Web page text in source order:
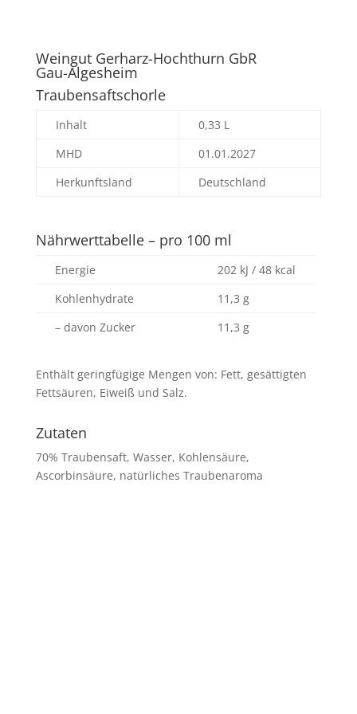
Weingut Gerharz-Hochthurn GbR
Gau-Algesheim
Traubensaftschorle
Inhalt
0,33 L
MHD
01.01.2027
Herkunftsland
Deutschland
Nährwerttabelle – pro 100 ml
Energie
202 kJ / 48 kcal
Kohlenhydrate
11,3 g
– davon Zucker
11,3 g
Enthält geringfügige Mengen von: Fett, gesättigten
Fettsäuren, Eiweiß und Salz.
Zutaten
70% Traubensaft, Wasser, Kohlensäure,
Ascorbinsäure, natürliches Traubenaroma